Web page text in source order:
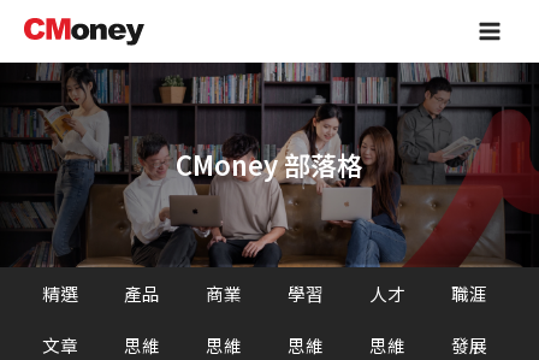
主
容
Main
CMoney 部落格
精選
文章
產品
思維
商業
思維
學習
思維
人才
思維
職涯
發展